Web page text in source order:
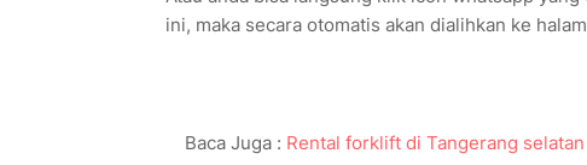
ini, maka secara otomatis akan dialihkan ke
Baca Juga : Rental forklift di Tangerang selatan